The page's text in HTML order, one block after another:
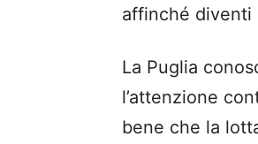
affinché diventi
La Puglia
l’attenzione
bene che la